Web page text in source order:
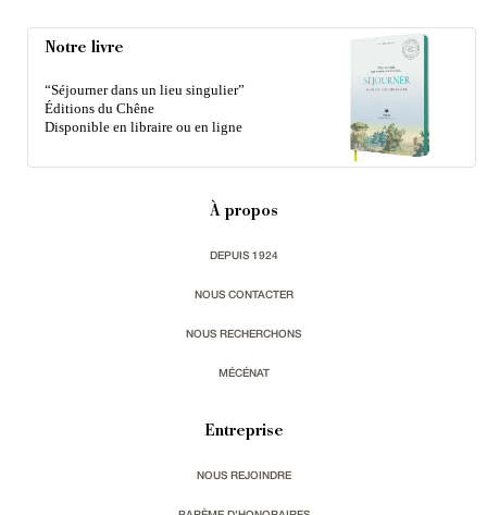
Notre livre
“Séjourner dans un lieu singulier”
Éditions du Chêne
Disponible en libraire ou en ligne
À propos
DEPUIS 1924
NOUS CONTACTER
NOUS RECHERCHONS
MÉCÉNAT
Entreprise
NOUS REJOINDRE